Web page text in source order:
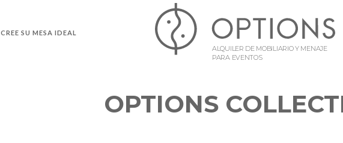
CREE SU MESA IDEAL
ALQUILER DE MOBILIARIO Y MENAJE
PARA EVENTOS
OPTIONS